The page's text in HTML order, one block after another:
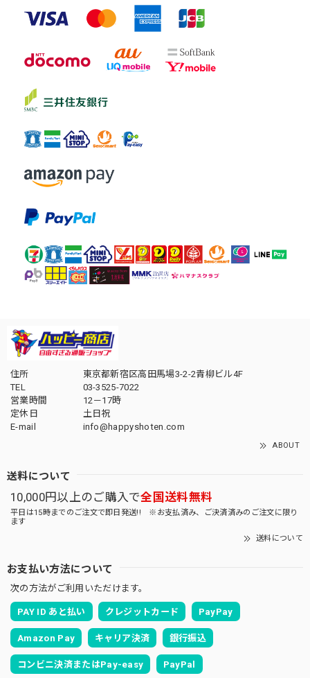
住所
東京都新宿区高田馬場3-2-2青柳ビル4F
TEL
03-3525-7022
営業時間
12－17時
定休日
土日祝
E-mail
info@happyshoten.com
ABOUT
送料について
10,000円以上のご購入で全国送料無料
平日は15時までのご注文で即日発送!! ※お支払済み、ご決済済みのご注文に限り
ます
送料について
お支払い方法について
次の方法がご利用いただけます。
PAY ID あと払い クレジットカード PayPay
Amazon Pay キャリア決済 銀行振込
コンビニ決済またはPay-easy PayPal